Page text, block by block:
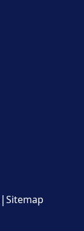
|Sitemap